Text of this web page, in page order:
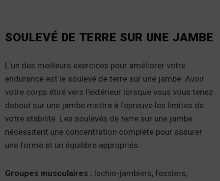
SOULEVÉ DE TERRE SUR UNE JAMBE
L’un des meilleurs exercices pour améliorer votre
endurance est le soulevé de terre sur une jambe. Avoir
votre corps étiré vers l’extérieur lorsque vous vous tenez
debout sur une jambe mettra à l’épreuve les limites de
votre stabilité. Les soulevés de terre sur une jambe
nécessitent une concentration complète pour assurer
une forme et un équilibre appropriés.
Groupes musculaires : Ischio-jambiers, fessiers,